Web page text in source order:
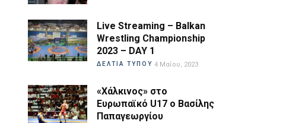
Live Streaming – Balkan
Wrestling Championship
2023 – DAY 1
ΔΕΛΤΙΑ ΤΥΠΟΥ 4 Μαΐου, 2023
«Χάλκινος» στο
Ευρωπαϊκό U17 ο Βασίλης
Παπαγεωργίου